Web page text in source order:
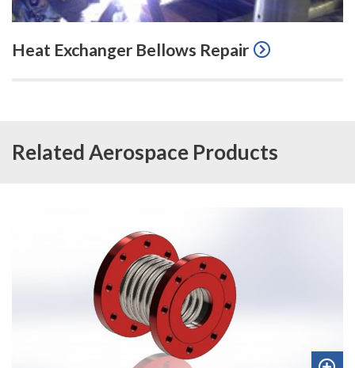
Heat Exchanger Bellows Repair
Related Aerospace Products